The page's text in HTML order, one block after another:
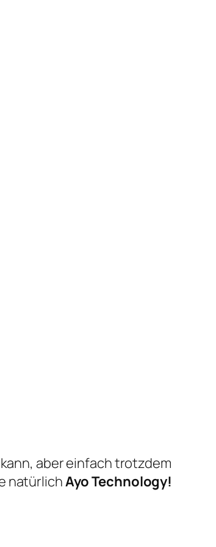
aber einfach trotzdem
natürlichAyo Technology!